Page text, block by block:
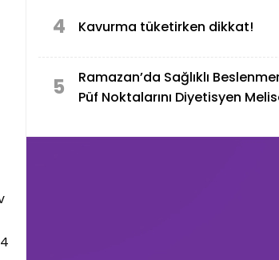
4 Kavurma tüketirken dikkat!
5
Ramazan’da Sağlıklı
Püf Noktalarını Diyetisyen